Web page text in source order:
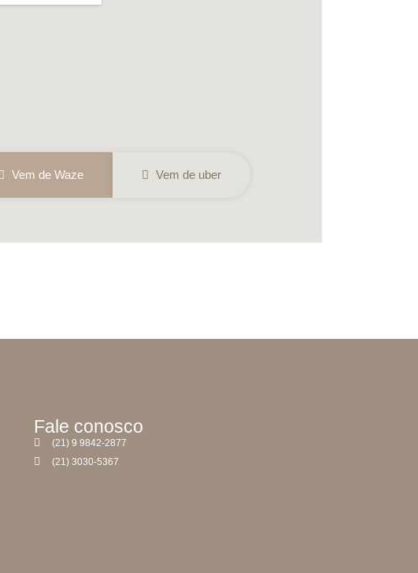
Vem de Waze Vem de uber
Fale conosco
(21) 9 9842-2877
(21) 3030-5367